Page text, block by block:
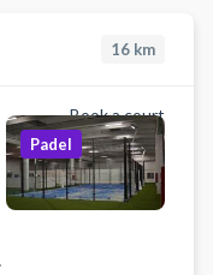
16 km
Book a court
Padel